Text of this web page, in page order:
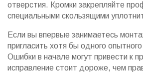
отверстия. Кромки закрепляйте
специальными скользящими
Если вы впервые занимаетесь
пригласить хотя бы одного
Ошибки в начале могут привести к
исправление стоит дороже, чем